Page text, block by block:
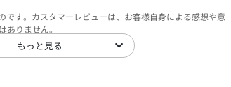
です。カスタマーレビューは、お客様自身による感想や意
ありません。
もっと見る